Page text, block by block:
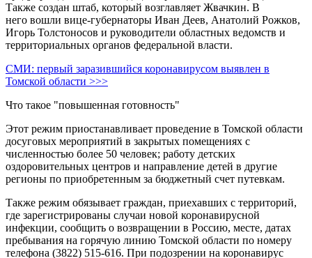
Также создан штаб, который возглавляет Жвачкин. В
него вошли вице-губернаторы Иван Деев, Анатолий Рожков,
Игорь Толстоносов и руководители областных ведомств и
территориальных органов федеральной власти.
СМИ: первый заразившийся коронавирусом выявлен в
Томской области >>>
Что такое "повышенная готовность"
Этот режим приостанавливает проведение в Томской области
досуговых мероприятий в закрытых помещениях с
численностью более 50 человек; работу детских
оздоровительных центров и направление детей в другие
регионы по приобретенным за бюджетный счет путевкам.
Также режим обязывает граждан, приехавших с территорий,
где зарегистрированы случаи новой коронавирусной
инфекции, сообщить о возвращении в Россию, месте, датах
пребывания на горячую линию Томской области по номеру
телефона (3822) 515-616. При подозрении на коронавирус